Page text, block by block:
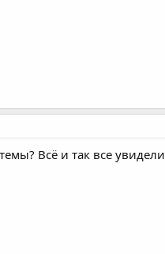
Всё и так все увидели